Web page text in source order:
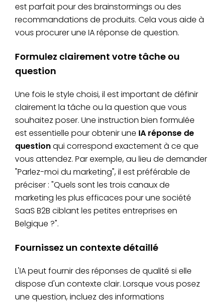
est parfait pour des brainstormings ou des
recommandations de produits. Cela vous aide à
vous procurer une IA réponse de question.
Formulez clairement votre tâche ou
question
Une fois le style choisi, il est important de définir
clairement la tâche ou la question que vous
souhaitez poser. Une instruction bien formulée
est essentielle pour obtenir une IA réponse de
questionqui correspond exactement à ce que
vous attendez. Par exemple, au lieu de demander
"Parlez-moi du marketing", il est préférable de
préciser : "Quels sont les trois canaux de
marketing les plus efficaces pour une société
SaaS B2B ciblant les petites entreprises en
Belgique ?".
Fournissez un contexte détaillé
L'IA peut fournir des réponses de qualité si elle
dispose d'un contexte clair. Lorsque vous posez
une question, incluez des informations